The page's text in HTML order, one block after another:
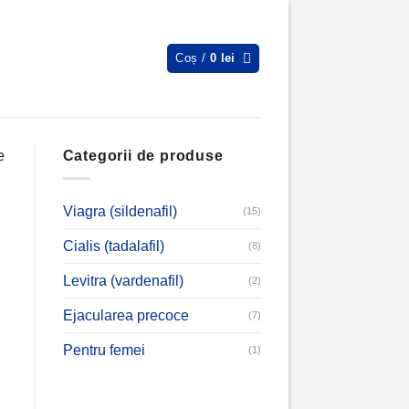
Coș / 0 lei
Categorii de produse
Viagra (sildenafil) (15)
Cialis (tadalafil) (8)
Levitra (vardenafil) (2)
Ejacularea precoce (7)
Pentru femei (1)